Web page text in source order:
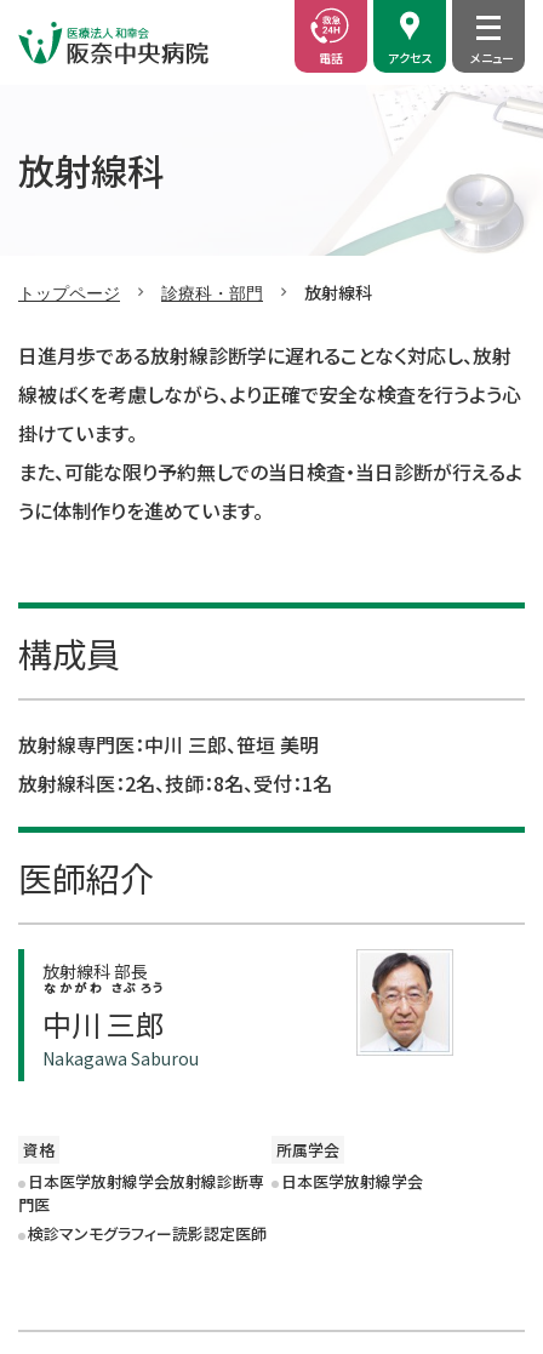
電話 アクセス
放射線科
トップページ 診療科・部門 放射線科
日進月歩である放射線診断学に遅れることなく対応し、放射
線被ばくを考慮しながら、より正確で安全な検査を行うよう心
掛けています。
また、可能な限り予約無しでの当日検査・当日診断が行えるよ
うに体制作りを進めています。
構成員
放射線専門医：中川 三郎、笹垣 美明
放射線科医：2名、技師：8名、受付：1名
医師紹介
放射線科 部長
中川 三郎
なかがわ さぶろう
Nakagawa Saburou
資格
日本医学放射線学会放射線診断専
門医
検診マンモグラフィー読影認定医師
所属学会
日本医学放射線学会